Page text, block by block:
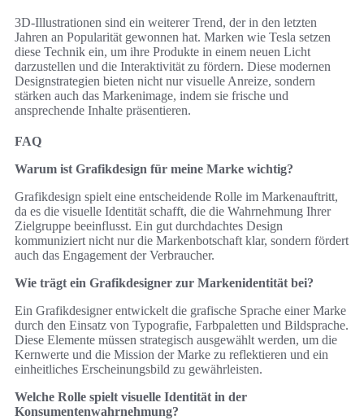
3D-Illustrationen sind ein weiterer Trend, der in den letzten
Jahren an Popularität gewonnen hat. Marken wie Tesla setzen
diese Technik ein, um ihre Produkte in einem neuen Licht
darzustellen und die Interaktivität zu fördern. Diese modernen
Designstrategien bieten nicht nur visuelle Anreize, sondern
stärken auch das Markenimage, indem sie frische und
ansprechende Inhalte präsentieren.
FAQ
Warum ist Grafikdesign für meine Marke wichtig?
Grafikdesign spielt eine entscheidende Rolle im Markenauftritt,
da es die visuelle Identität schafft, die die Wahrnehmung Ihrer
Zielgruppe beeinflusst. Ein gut durchdachtes Design
kommuniziert nicht nur die Markenbotschaft klar, sondern fördert
auch das Engagement der Verbraucher.
Wie trägt ein Grafikdesigner zur Markenidentität bei?
Ein Grafikdesigner entwickelt die grafische Sprache einer Marke
durch den Einsatz von Typografie, Farbpaletten und Bildsprache.
Diese Elemente müssen strategisch ausgewählt werden, um die
Kernwerte und die Mission der Marke zu reflektieren und ein
einheitliches Erscheinungsbild zu gewährleisten.
Welche Rolle spielt visuelle Identität in der
Konsumentenwahrnehmung?